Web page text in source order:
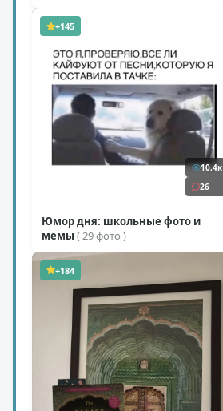
( 11 фото )
+145
10,4к
26
Юмор дня: школьные фото и
мемы ( 29 фото )
+184